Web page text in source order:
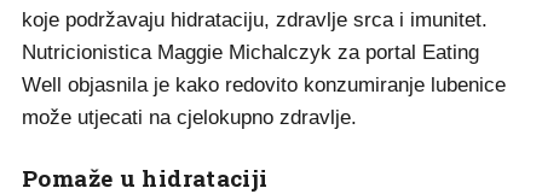
koje podržavaju hidrataciju, zdravlje srca i imunitet.
Nutricionistica Maggie Michalczyk za portal Eating
Well objasnila je kako redovito konzumiranje lubenice
može utjecati na cjelokupno zdravlje.
Pomaže u hidrataciji